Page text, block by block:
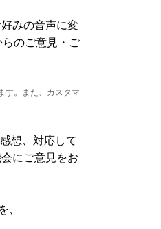
みの音声に変
のご意見・ご
す。また、カスタマ
想、対応して
にご意見をお
を、